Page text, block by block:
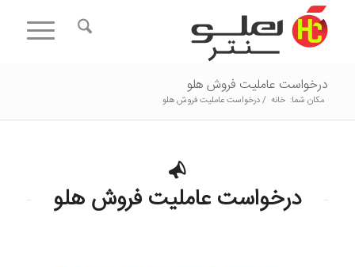
درخواست عاملیت فروش هلو
مکان شما: خانه /درخواست عاملیت فروش هلو
درخواست عاملیت فروش هلو